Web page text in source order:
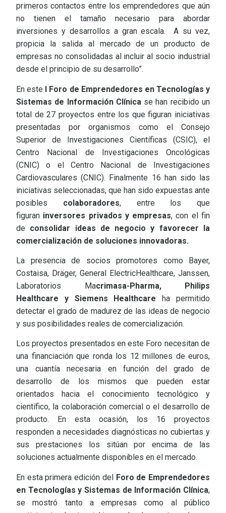
primeros contactos entre los emprendedores que aún
no tienen el tamaño necesario para abordar
inversiones y desarrollos a gran escala. A su vez,
propicia la salida al mercado de un producto de
empresas no consolidadas al incluir al socio industrial
desde el principio de su desarrollo”.
En este I Foro de Emprendedores en Tecnologías y
Sistemas de Información Clínica se han recibido un
total de 27 proyectos entre los que figuran iniciativas
presentadas por organismos como el Consejo
Superior de Investigaciones Científicas (CSIC), el
Centro Nacional de Investigaciones Oncológicas
(CNIC) o el Centro Nacional de Investigaciones
Cardiovasculares (CNIC). Finalmente 16 han sido las
iniciativas seleccionadas, que han sido expuestas ante
posibles colaboradores, entre los que
figuran inversores privados y empresas, con el fin
de consolidar ideas de negocio y favorecer la
comercialización de soluciones innovadoras.
La presencia de socios promotores como Bayer,
Costaisa, Dräger, General ElectricHealthcare, Janssen,
Laboratorios Macrimasa-Pharma, Philips
Healthcare y Siemens Healthcare ha permitido
detectar el grado de madurez de las ideas de negocio
y sus posibilidades reales de comercialización.
Los proyectos presentados en este Foro necesitan de
una financiación que ronda los 12 millones de euros,
una cuantía necesaria en función del grado de
desarrollo de los mismos que pueden estar
orientados hacia el conocimiento tecnológico y
científico, la colaboración comercial o el desarrollo de
producto. En esta ocasión, los 16 proyectos
responden a necesidades diagnósticas no cubiertas y
sus prestaciones los sitúan por encima de las
soluciones actualmente disponibles en el mercado.
En esta primera edición del Foro de Emprendedores
en Tecnologías y Sistemas de Información Clínica,
se mostró tanto a empresas como al público